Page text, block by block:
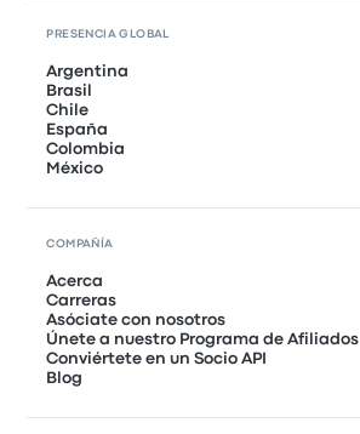
PRESENCIA GLOBAL
Argentina
Brasil
Chile
España
Colombia
México
COMPAÑÍA
Acerca
Carreras
Asóciate con nosotros
Únete a nuestro Programa de Afiliados
Conviértete en un Socio API
Blog